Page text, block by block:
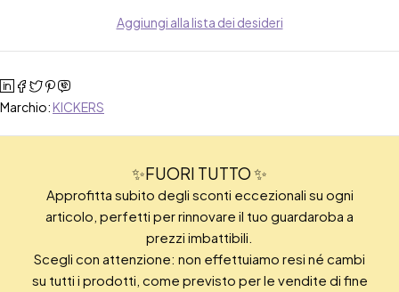
Aggiungi alla lista dei desideri
Marchio: KICKERS
✨FUORI TUTTO ✨
Approfitta subito degli sconti eccezionali su ogni
articolo, perfetti per rinnovare il tuo guardaroba a
prezzi imbattibili.
Scegli con attenzione: non effettuiamo resi né cambi
su tutti i prodotti, come previsto per le vendite di fine